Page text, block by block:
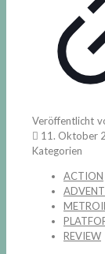
Veröffentlicht
11. Oktober
Kategorien
ACTION
REVIEW